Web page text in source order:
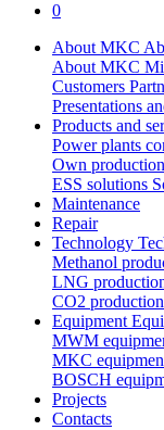
0
About MKC
About MKC
Customers
Presentations
Products and
Power plants
Own production
ESS solutions
Maintenance
Repair
Technology
Methanol
LNG
СО2 production
Equipment
MWM
MKC
BOSCH
Projects
Contacts